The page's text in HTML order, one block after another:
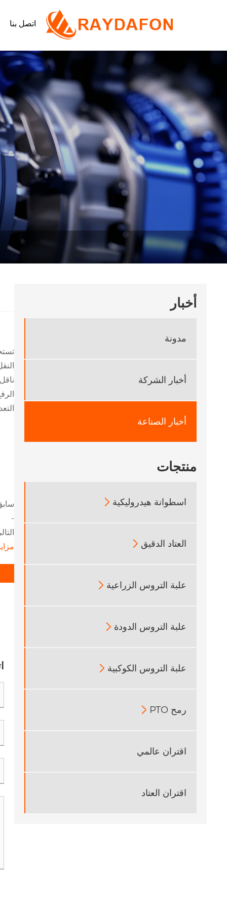
اتصل بنا
أخبار
مدونة
أخبار الشركة
أخبار الصناعة
منتجات
اسطوانة هيدروليكية 
العتاد الدقيق 
علبة التروس الزراعية 
علبة التروس الدودة 
علبة التروس الكوكبية 
رمح PTO 
اقتران عالمي
اقتران العتاد
-